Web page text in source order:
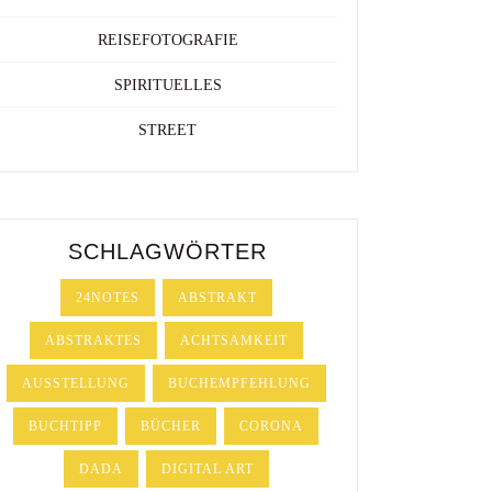
REISEFOTOGRAFIE
SPIRITUELLES
STREET
SCHLAGWÖRTER
24NOTES ABSTRAKT
ABSTRAKTES ACHTSAMKEIT
AUSSTELLUNG BUCHEMPFEHLUNG
BUCHTIPP BÜCHER CORONA
DADA DIGITAL ART